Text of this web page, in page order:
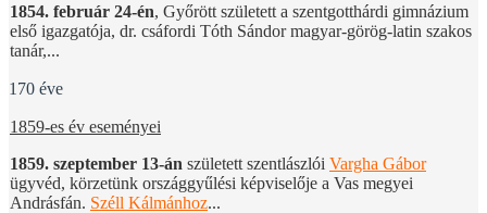
1854. február 24-én, Győrött született a szentgotthárdi gimnázium
első igazgatója, dr. csáfordi Tóth Sándor magyar-görög-latin szakos
tanár,...
170 éve
1859-es év eseményei
1859. szeptember 13-án született szentlászlói Vargha Gábor
ügyvéd, körzetünk országgyűlési képviselője a Vas megyei
Andrásfán. Széll Kálmánhoz...